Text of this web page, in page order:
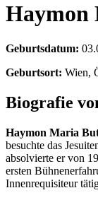
Haymon
Geburtsdatum:
Geburtsort: Wien,
Biografie
Haymon Maria
besuchte das
absolvierte er von
ersten
Innenrequisiteur